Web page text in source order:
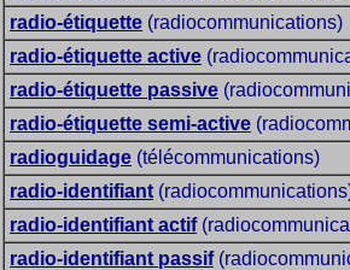
radio-étiquette (radiocommunications)
radio-étiquette active
radio-étiquette passive
radio-étiquette semi-active
radioguidage (télécommunications)
radio-identifiant
radio-identifiant actif
radio-identifiant passif